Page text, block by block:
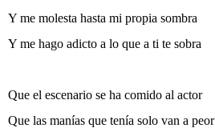
Y me molesta hasta mi propia sombra
Y me hago adicto a lo que a ti te sobra
Que el escenario se ha comido al actor
Que las manías que tenía solo van a peor